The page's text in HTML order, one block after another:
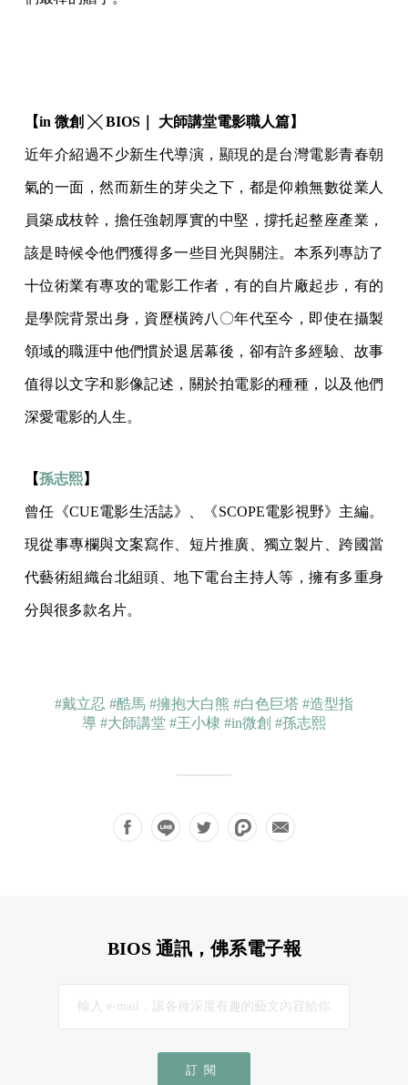
【in 微創 ╳ BIOS｜ 大師講堂電影職人篇】
近年介紹過不少新生代導演，顯現的是台灣電影青春朝
氣的一面，然而新生的芽尖之下，都是仰賴無數從業人
員築成枝幹，擔任強韌厚實的中堅，撐托起整座產業，
該是時候令他們獲得多一些目光與關注。本系列專訪了
十位術業有專攻的電影工作者，有的自片廠起步，有的
是學院背景出身，資歷橫跨八〇年代至今，即使在攝製
領域的職涯中他們慣於退居幕後，卻有許多經驗、故事
值得以文字和影像記述，關於拍電影的種種，以及他們
深愛電影的人生。
【孫志熙】
曾任《CUE電影生活誌》、《SCOPE電影視野》主編。
現從事專欄與文案寫作、短片推廣、獨立製片、跨國當
代藝術組織台北組頭、地下電台主持人等，擁有多重身
分與很多款名片。
#戴立忍 #酷馬 #擁抱大白熊 #白色巨塔 #造型指
導 #大師講堂 #王小棣 #in微創 #孫志熙
BIOS 通訊，佛系電子報
訂閱